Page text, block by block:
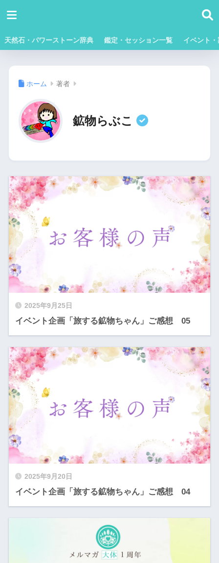
天然石・パワーストーン辞典 鑑定・セッション一覧 イベント
ホーム 著者
鉱物らぶこ
2025年9月25日
イベント企画「旅する鉱物ちゃん」ご感想 05
2025年9月20日
イベント企画「旅する鉱物ちゃん」ご感想 04